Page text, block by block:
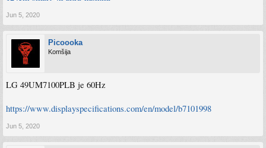
Jun 5, 2020
Picoooka
Komšija
LG 49UM7100PLB je 60Hz
https://www.displayspecifications.com/en/model/b7101998
Jun 5, 2020